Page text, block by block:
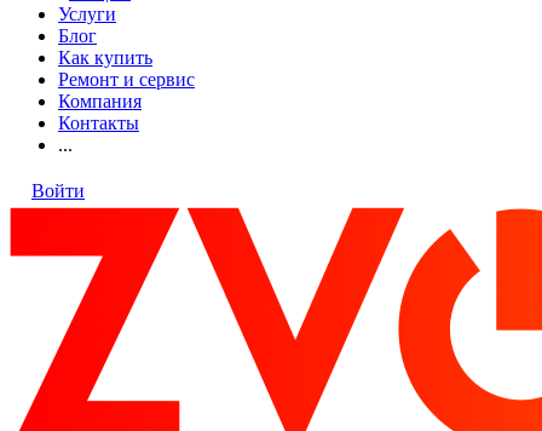
Услуги
Блог
Как купить
Ремонт и сервис
Компания
Контакты
...
Войти